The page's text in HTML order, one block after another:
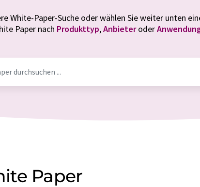
White-Paper-Suche oder wählen Sie weiter unten
Paper nach Produkttyp,Anbieteroder
Paper